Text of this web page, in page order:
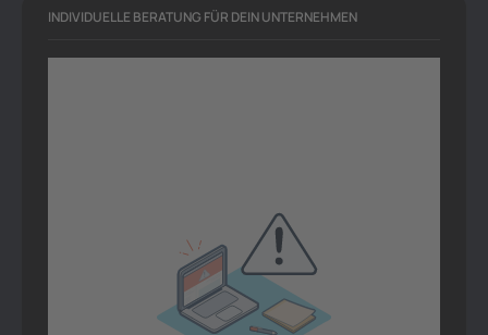
INDIVIDUELLE BERATUNG FÜR DEIN UNTERNEHMEN